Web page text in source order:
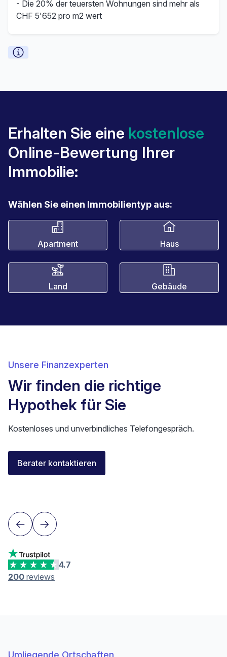
- Die 20% der teuersten Wohnungen sind mehr als
CHF 5'652 pro m2 wert
Erhalten Sie eine kostenlose
Online-Bewertung Ihrer
Immobilie:
Wählen Sie einen Immobilientyp aus:
Apartment Haus
Land Gebäude
Unsere Finanzexperten
Wir finden die richtige
Hypothek für Sie
Kostenloses und unverbindliches Telefongespräch.
Berater kontaktieren
Elisa Longo
Finanzierungsberaterin IAF
4.7
200 reviews
Umliegende Ortschaften